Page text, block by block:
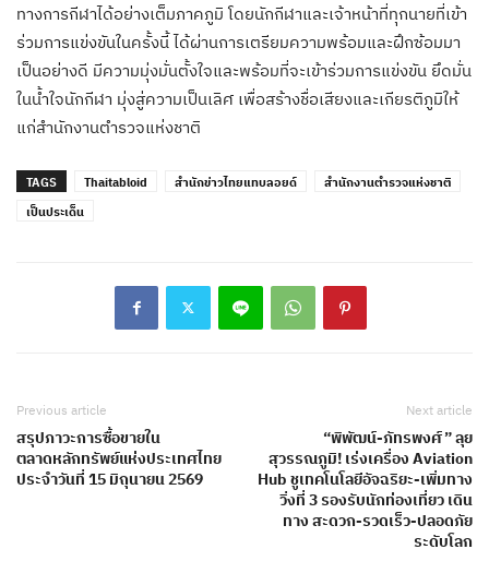
ทางการกีฬาได้อย่างเต็มภาคภูมิ โดยนักกีฬาและเจ้าหน้าที่ทุกนายที่เข้า
ร่วมการแข่งขันในครั้งนี้ ได้ผ่านการเตรียมความพร้อมและฝึกซ้อมมา
เป็นอย่างดี มีความมุ่งมั่นตั้งใจและพร้อมที่จะเข้าร่วมการแข่งขัน ยึดมั่น
ในน้ำใจนักกีฬา มุ่งสู่ความเป็นเลิศ เพื่อสร้างชื่อเสียงและเกียรติภูมิให้
แก่สำนักงานตำรวจแห่งชาติ
TAGS Thaitabloid สำนักข่าวไทยแทบลอยด์
สำนักงานตำรวจแห่งชาติ
เป็นประเด็น
Previous article
สรุปภาวะการซื้อขายใน
ตลาดหลักทรัพย์แห่งประเทศไทย
ประจำวันที่ 15 มิถุนายน 2569
Next article
“พิพัฒน์-ภัทรพงศ์” ลุย
สุวรรณภูมิ! เร่งเครื่อง Aviation
Hub ชูเทคโนโลยีอัจฉริยะ-เพิ่มทาง
วิ่งที่ 3 รองรับนักท่องเที่ยว เดิน
ทาง สะดวก-รวดเร็ว-ปลอดภัย
ระดับโลก